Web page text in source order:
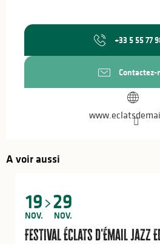
+33 5 55 77
Contactez-
A voir aussi
19
NOV.
29
NOV.
Festival Éclats d'Émail Jazz